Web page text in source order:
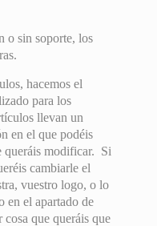
o sin soporte, los
hacemos el
para los
llevan un
en el que podéis
queráis modificar. Si
cambiarle el
vuestro logo, o lo
en el apartado de
que queráis que